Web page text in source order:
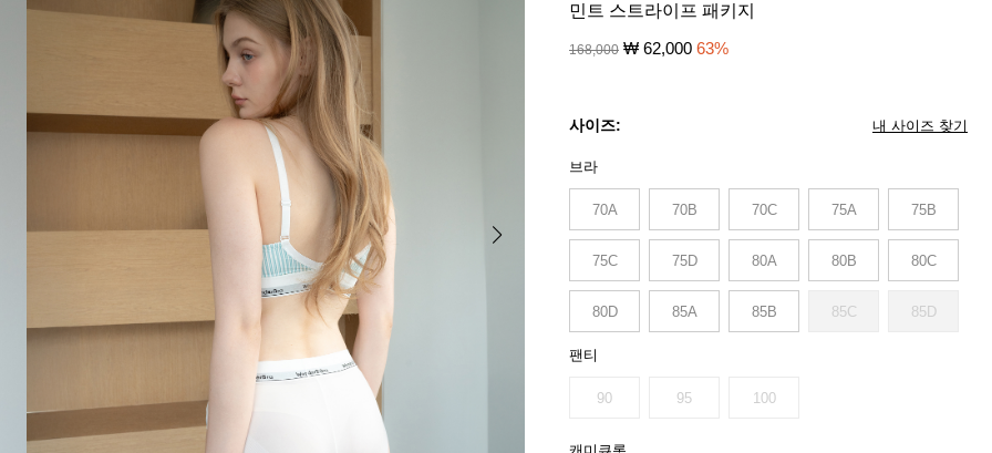
민트 스트라이프 패키지
168,000 ₩ 62,000 63%
사이즈: 내 사이즈 찾기
브라
70A 70B 70C 75A 75B
75C 75D 80A 80B 80C
80D 85A 85B 85C 85D
팬티
90 95 100